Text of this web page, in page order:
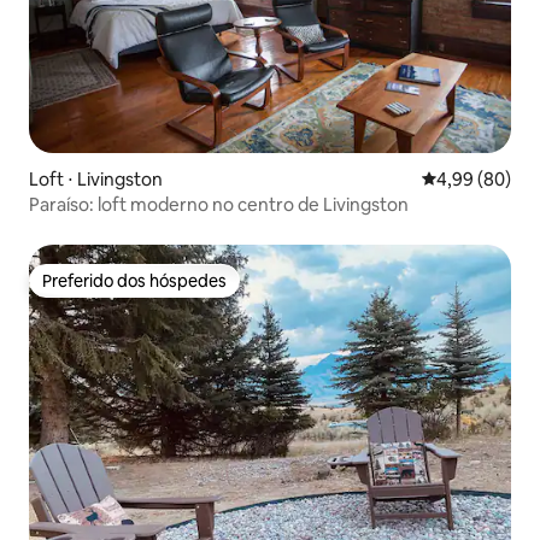
Loft ⋅ Livingston 4,99 de uma
4,99 (80)
Paraíso: loft moderno no centro de Livingston
Preferido dos hóspedes
Preferido dos hóspedes